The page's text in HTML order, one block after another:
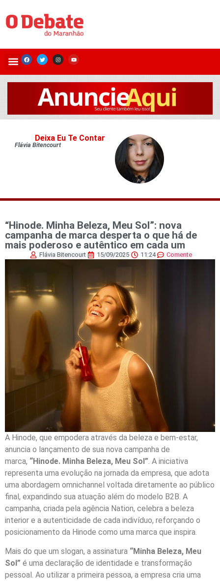
Deixa Eu Te Contar
Flávia Bitencourt
“Hinode. Minha Beleza, Meu Sol”: nova
campanha de marca desperta o que há de
mais poderoso e autêntico em cada um
Flávia Bitencourt 15/09/2025 11:24 Comente
A Hinode, que empodera através da beleza e bem-estar,
anuncia o lançamento de sua nova campanha de
marca, “Hinode. Minha Beleza, Meu Sol”. A iniciativa
representa uma evolução na jornada da empresa, que adota
uma abordagem omnichannel voltada diretamente ao público
final, expandindo sua atuação além do modelo B2B. A
campanha, criada pela agência Nation, celebra a beleza
interior e a autenticidade de cada indivíduo, reforçando o
posicionamento da Hinode como uma marca que inspira.
Mais do que um slogan, a assinatura “Minha Beleza, Meu
Sol” é uma declaração de identidade e transformação
pessoal. Ao utilizar a primeira pessoa, a empresa cria uma